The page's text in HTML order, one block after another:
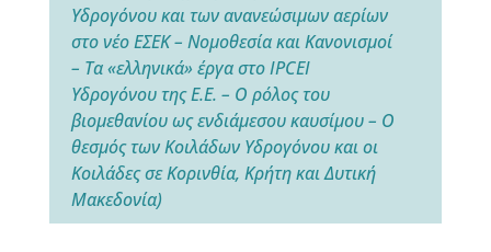
Υδρογόνου και των ανανεώσιμων αερίων
στο νέο ΕΣΕΚ – Νομοθεσία και Κανονισμοί
– Τα «ελληνικά» έργα στοIPCEI
Υδρογόνου της Ε.Ε. – Ο ρόλος του
βιομεθανίου ως ενδιάμεσου καυσίμου – Ο
θεσμός των Κοιλάδων Υδρογόνου και οι
Κοιλάδες σε Κορινθία, Κρήτη και Δυτική
Μακεδονία)